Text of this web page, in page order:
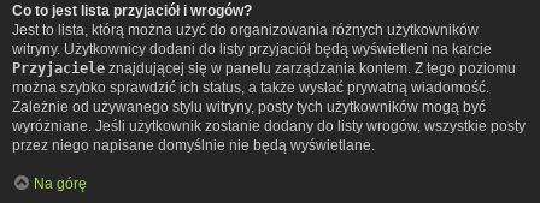
Co to jest lista przyjaciół i wrogów?
Jest to lista, którą można użyć do organizowania różnych użytkowników
witryny. Użytkownicy dodani do listy przyjaciół będą wyświetleni na karcie
Przyjaciele znajdującej się w panelu zarządzania kontem. Z tego poziomu
można szybko sprawdzić ich status, a także wysłać prywatną wiadomość.
Zależnie od używanego stylu witryny, posty tych użytkowników mogą być
wyróżniane. Jeśli użytkownik zostanie dodany do listy wrogów, wszystkie posty
przez niego napisane domyślnie nie będą wyświetlane.
Na górę